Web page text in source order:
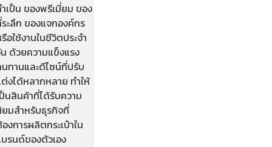
เป็น ของพรีเมี่ยม ของ
ะลึก ของแจกองค์กร
อใช้งานในชีวิตประจำ
ด้วยความแข็งแรง
ทานและดีไซน์ที่ปรับ
งได้หลากหลาย ทำให้
นสินค้าที่ได้รับความ
มสำหรับธุรกิจที่
งการผลิตกระเป๋าใน
รนด์ของตัวเอง